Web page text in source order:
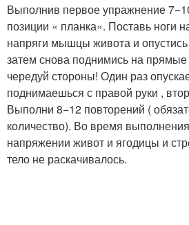
Выполнив первое упражнение
позиции « планка». Поставь ноги
напряги мышцы живота и
затем снова поднимись на прямые
чередуй стороны! Один раз
поднимаешься с правой руки ,
Выполни 8−12 повторений (
количество). Во время
напряжении живот и ягодицы и
тело не раскачивалось.